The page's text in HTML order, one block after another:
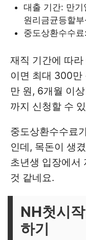
대출 기간: 만기
원리금균등할
중도상환수수
재직 기간에 따
이면 최대 300만
만 원, 6개월 이
까지 신청할 수
중도상환수수료
인데, 목돈이 생
초년생 입장에서
것 같네요.
NH첫시
하기